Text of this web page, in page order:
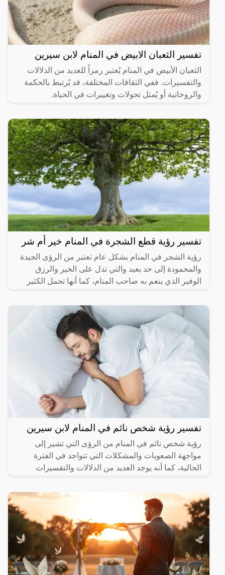
تفسير الثعبان الابيض في المنام لابن سيرين
الثعبان الأبيض في المنام يُعتبر رمزاً للعديد من الدلالات
والتفسيرات. ففي الثقافات المختلفة، قد يُرتبط بالحكمة
والروحانية أو يُمثل تحولات وتغييرات في الحياة.
تفسير رؤية قطع الشجرة في المنام خير أم شر
رؤية الشجر في المنام بشكل عام تعتبر من الرؤى الجيدة
والمحمودة إلى حد بعيد والتي تدل على الخير والرزق
الوفير الذي ينعم به صاحب المنام، كما أنها تحمل الكثير
تفسير رؤية شخص نائم في المنام لابن سيرين
رؤية شخص نائم في المنام من الرؤى التي تشير إلى
مواجهة الصعوبات والمشكلات التي تتواجد في الفترة
الحالية، كما أنه يوجد العديد من الدلالات والتفسيرات